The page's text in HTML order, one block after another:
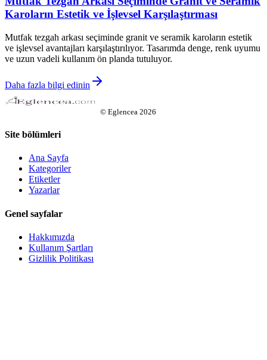
Karoların Estetik ve İşlevsel Karşılaştırması
Mutfak tezgah arkası seçiminde granit ve seramik karoların estetik
ve işlevsel avantajları karşılaştırılıyor. Tasarımda denge, renk uyumu
ve uzun vadeli kullanım ön planda tutuluyor.
Daha fazla bilgi edinin
© Eglencea 2026
Site bölümleri
Ana Sayfa
Kategoriler
Etiketler
Yazarlar
Genel sayfalar
Hakkımızda
Kullanım Şartları
Gizlilik Politikası